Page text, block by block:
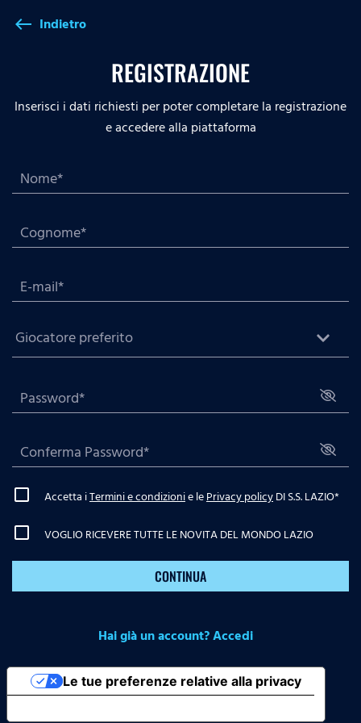
west Indietro
REGISTRAZIONE
Inserisci i dati richiesti per poter completare la registrazione
e accedere alla piattaforma
Accetta iTermini e condizionie lePrivacy policyDI S.S. LAZIO*
VOGLIO RICEVERE TUTTE LE NOVITA DEL MONDO LAZIO
CONTINUA
Hai già un account? Accedi
Le tue preferenze relative alla privacy